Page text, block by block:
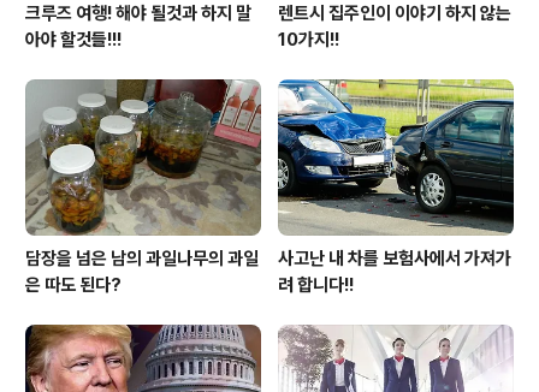
크루즈 여행! 해야 될것과 하지 말
아야 할것들!!!
렌트시 집주인이 이야기 하지 않는
10가지!!
담장을 넘은 남의 과일나무의 과일
은 따도 된다?
사고난 내 차를 보험사에서 가져가
려 합니다!!